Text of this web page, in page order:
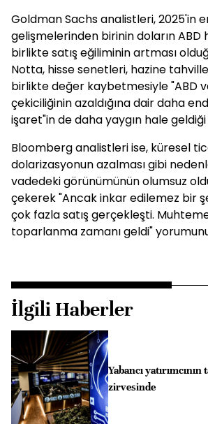
Goldman Sachs analistleri, 2025'in
gelişmelerinden birinin doların ABD
birlikte satış eğiliminin artması
Notta, hisse senetleri, hazine
birlikte değer kaybetmesiyle "ABD
çekiciliğinin azaldığına dair daha
işaret"in de daha yaygın hale
Bloomberg analistleri ise, küresel
dolarizasyonun azalması gibi
vadedeki görünümünün olumsuz
çekerek "Ancak inkar edilemez bir
çok fazla satış gerçekleşti.
toparlanma zamanı geldi"
İlgili Haberler
Yabancı yatırımcının
zirvesinde